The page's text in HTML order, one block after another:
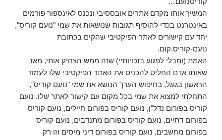
המשיך אותו מקדם אתרים אובססיבי ונכנס לאינספור פורמים
באינטרנט בכדי להוסיף תגובות שנושאות את שמי "נועם קוריס",
יחד עם קישורים לאתר הפיקטיבי שהקים בכתובת
נועם-קוריס.קום.
האמת (ומבלי לפגוע בזכויותיי) שזה ממש הצחיק אותי, מאז
שאותו אדם החליט להכניס את האתר הפיקטיבי שלו לעמוד
הראשון בגוגל, בחיפוש הערך הנושא את שמי "נועם קוריס",
התחלתי למצוא את שמי בכל מקום עם קישור לאתר שלו. נועם
קוריס בפורום נדל"ן, נועם קוריס בפורום חיילים, נועם קוריס
בפורום דתיים, נועם קוריס בפורום מתנדבים, נועם קוריס
בפורום מחשבים, נועם קוריס בפורום דיני מיסים וזו רק